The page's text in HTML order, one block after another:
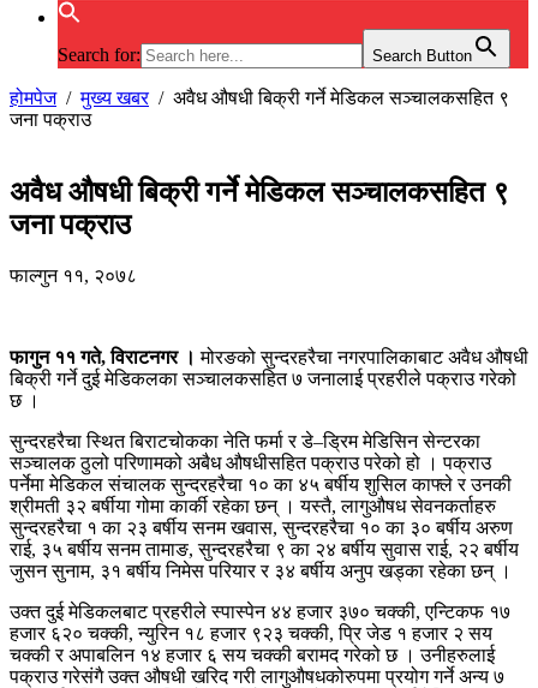
Search for: Search Button
होमपेज/मुख्य खबर/ अवैध औषधी बिक्री गर्ने मेडिकल सञ्चालकसहित ९
जना पक्राउ
अवैध औषधी बिक्री गर्ने मेडिकल सञ्चालकसहित ९
जना पक्राउ
फाल्गुन ११, २०७८
फागुन ११ गते, विराटनगर । मोरङको सुन्दरहरैचा नगरपालिकाबाट अवैध औषधी
बिक्री गर्ने दुई मेडिकलका सञ्चालकसहित ७ जनालाई प्रहरीले पक्राउ गरेको
छ ।
सुन्दरहरैचा स्थित बिराटचोकका नेति फर्मा र डे–ड्रिम मेडिसिन सेन्टरका
सञ्चालक ठुलो परिणामको अबैध औषधीसहित पक्राउ परेको हो । पक्राउ
पर्नेमा मेडिकल संचालक सुन्दरहरैचा १० का ४५ बर्षीय शुसिल काफ्ले र उनकी
श्रीमती ३२ बर्षीया गोमा कार्की रहेका छन् । यस्तै, लागुऔषध सेवनकर्ताहरु
सुन्दरहरैचा १ का २३ बर्षीय सनम खवास, सुन्दरहरैचा १० का ३० बर्षीय अरुण
राई, ३५ बर्षीय सनम तामाङ, सुन्दरहरैचा ९ का २४ बर्षीय सुवास राई, २२ बर्षीय
जुसन सुनाम, ३१ बर्षीय निमेस परियार र ३४ बर्षीय अनुप खड्का रहेका छन् ।
उक्त दुई मेडिकलबाट प्रहरीले स्पास्पेन ४४ हजार ३७० चक्की, एन्टिकफ १७
हजार ६२० चक्की, न्युरिन १८ हजार ९२३ चक्की, प्रि जेड १ हजार २ सय
चक्की र अपाबलिन १४ हजार ६ सय चक्की बरामद गरेको छ । उनीहरुलाई
पक्राउ गरेसंगै उक्त औषधी खरिद गरी लागुऔषधकोरुपमा प्रयोग गर्ने अन्य ७